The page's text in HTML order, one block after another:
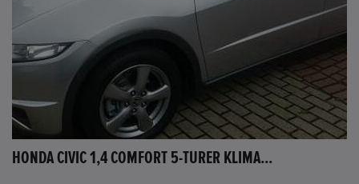
HONDA CIVIC 1,4 COMFORT 5-TÜRER KLIMA...